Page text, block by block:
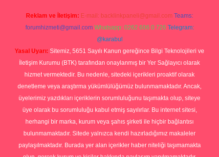
Reklam ve İletişim: E-mail: backlinkpaneli@gmail.com Teams:
forumhizmeti@gmail.com Whatsapp: 0262 606 0 726 Telegram:
@karabul
Yasal Uyarı: Sitemiz, 5651 Sayılı Kanun gereğince Bilgi Teknolojileri ve
İletişim Kurumu (BTK) tarafından onaylanmış bir Yer Sağlayıcı olarak
hizmet vermektedir. Bu nedenle, sitedeki içerikleri proaktif olarak
denetleme veya araştırma yükümlülüğümüz bulunmamaktadır. Ancak,
üyelerimiz yazdıkları içeriklerin sorumluluğunu taşımakta olup, siteye
üye olarak bu sorumluluğu kabul etmiş sayılırlar. Bu internet sitesi,
herhangi bir marka, kurum veya şahıs şirketi ile hiçbir bağlantısı
bulunmamaktadır. Sitede yalnızca kendi hazırladığımız makaleler
paylaşılmaktadır. Burada yer alan içerikler haber niteliği taşımamakta